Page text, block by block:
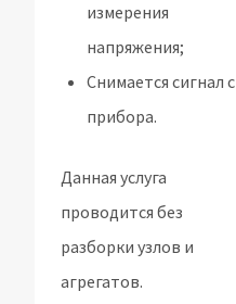
измерения
напряжения;
Снимается сигнал с
прибора.
Данная услуга
проводится без
разборки узлов и
агрегатов.